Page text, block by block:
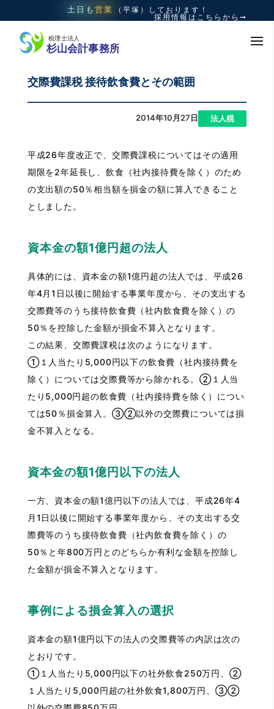
土日も 営業 （平塚）
しております！
採用情報はこちらから➞
交際費課税 接待飲食費とその範囲
2014年10月27日 法人税
平成26年度改正で、交際費課税についてはその適用
期限を2年延長し、飲食（社内接待費を除く）のため
の支出額の50％相当額を損金の額に算入できること
としました。
資本金の額1億円超の法人
具体的には、資本金の額1億円超の法人では、平成26
年4月1日以後に開始する事業年度から、その支出する
交際費等のうち接待飲食費（社内飲食費を除く）の
50％を控除した金額が損金不算入となります。
この結果、交際費課税は次のようになります。
①１人当たり5,000円以下の飲食費（社内接待費を
除く）については交際費等から除かれる。②１人当
たり5,000円超の飲食費（社内接待費を除く）につい
ては50％損金算入。③②以外の交際費については損
金不算入となる。
資本金の額1億円以下の法人
一方、資本金の額1億円以下の法人では、平成26年4
月1日以後に開始する事業年度から、その支出する交
際費等のうち接待飲食費（社内飲食費を除く）の
50％と年800万円とのどちらか有利な金額を控除し
た金額が損金不算入となります。
事例による損金算入の選択
資本金の額1億円以下の法人の交際費等の内訳は次の
とおりです。
①１人当たり5,000円以下の社外飲食250万円、②
１人当たり5,000円超の社外飲食1,800万円、③②